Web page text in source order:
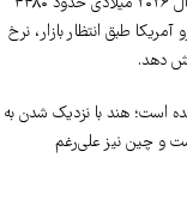
آمریکا طبق انتظار بازار، نرخ
است؛ هند با نزدیک شدن به
و چین نیز علی‌رغم